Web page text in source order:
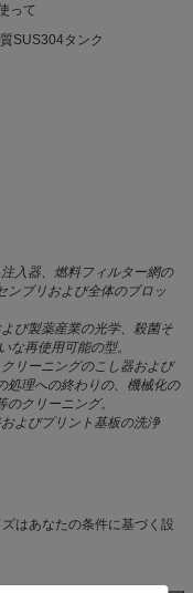
って
SUS304タンク
入器、燃料フィルター網の
ンブリおよび全体のブロッ
び製薬産業の光学、殺菌そ
な再使用可能の型。
リーニングのこし器および
処理への終わりの、機械化の
クリーニング。
よびプリント基板の洗浄
はあなたの条件に基づく設